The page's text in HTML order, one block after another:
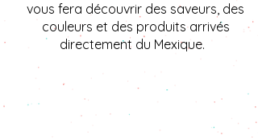
vous fera découvrir des saveurs, des
couleurs et des produits arrivés
directement du Mexique.